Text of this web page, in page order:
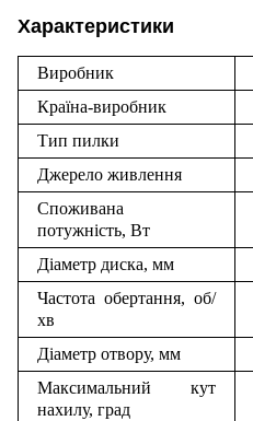
Характеристики
Виробник
Країна-виробник
Тип пилки
Джерело живлення
Споживана
потужність, Вт
Діаметр диска, мм
Частота обертання, об/
хв
Діаметр отвору, мм
Максимальний кут
нахилу, град